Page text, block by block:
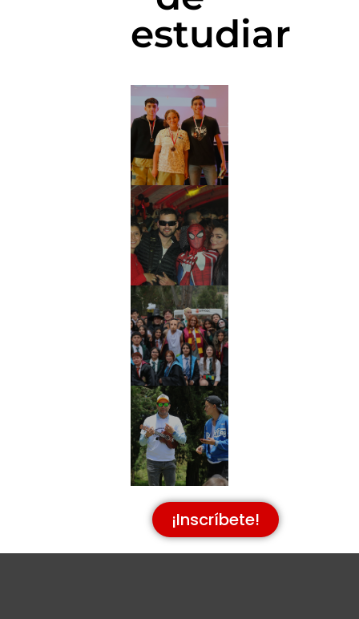
estudiar
¡Inscríbete!